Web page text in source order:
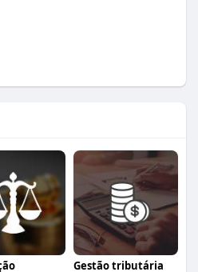
Gestão tributária